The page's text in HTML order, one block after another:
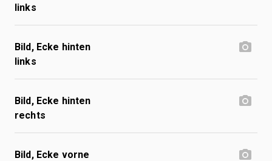
links
Bild, Ecke hinten
links
Bild, Ecke hinten
rechts
Bild, Ecke vorne